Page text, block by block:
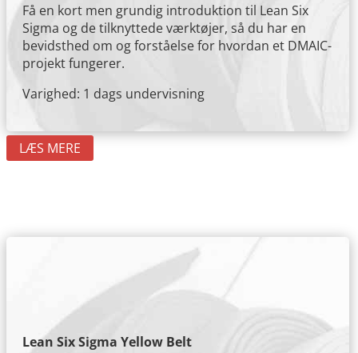
Få en kort men grundig introduktion til Lean Six
Sigma og de tilknyttede værktøjer, så du har en
bevidsthed om og forståelse for hvordan et DMAIC-
projekt fungerer.
Varighed: 1 dags undervisning
LÆS MERE
Lean Six Sigma Yellow Belt